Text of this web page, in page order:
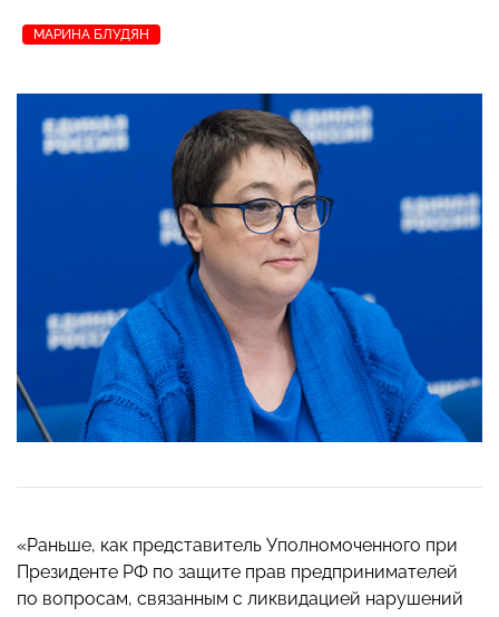
МАРИНА БЛУДЯН
«Раньше, как представитель Уполномоченного при
Президенте РФ по защите прав предпринимателей
по вопросам, связанным с ликвидацией нарушений